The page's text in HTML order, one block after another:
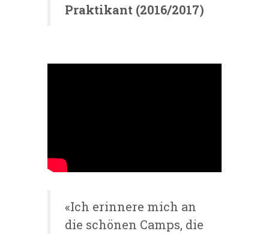
Praktikant (2016/2017)
«Ich erinnere mich an
die schönen Camps, die